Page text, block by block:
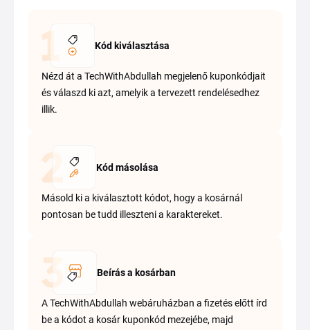
Kód kiválasztása
Nézd át a TechWithAbdullah megjelenő kuponkódjait
és válaszd ki azt, amelyik a tervezett rendelésedhez
illik.
Kód másolása
Másold ki a kiválasztott kódot, hogy a kosárnál
pontosan be tudd illeszteni a karaktereket.
Beírás a kosárban
A TechWithAbdullah webáruházban a fizetés előtt írd
be a kódot a kosár kuponkód mezejébe, majd